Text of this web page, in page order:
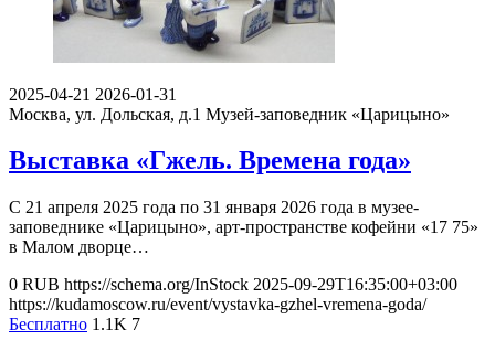
2025-04-21 2026-01-31
Москва, ул. Дольская, д.1 Музей-заповедник «Царицыно»
Выставка «Гжель. Времена года»
С 21 апреля 2025 года по 31 января 2026 года в музее-
заповеднике «Царицыно», арт-пространстве кофейни «17 75»
в Малом дворце…
0 RUB https://schema.org/InStock 2025-09-29T16:35:00+03:00
https://kudamoscow.ru/event/vystavka-gzhel-vremena-goda/
Бесплатно 1.1K 7